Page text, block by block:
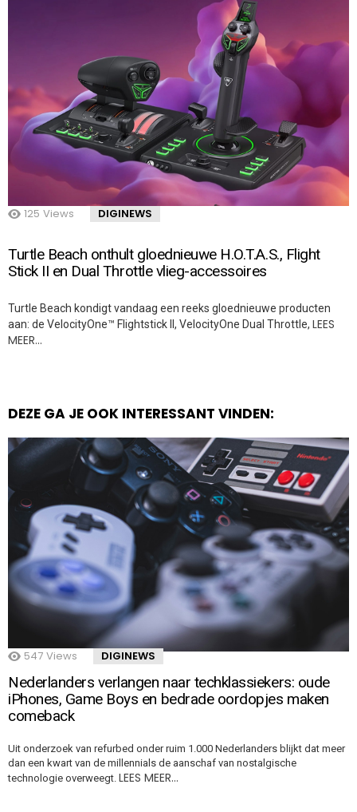
125 Views DIGINEWS
Turtle Beach onthult gloednieuwe H.O.T.A.S., Flight
Stick II en Dual Throttle vlieg-accessoires
Turtle Beach kondigt vandaag een reeks gloednieuwe producten
aan: de VelocityOne™ Flightstick II, VelocityOne Dual Throttle, LEES
MEER…
DEZE GA JE OOK INTERESSANT VINDEN:
547 Views DIGINEWS
Nederlanders verlangen naar techklassiekers: oude
iPhones, Game Boys en bedrade oordopjes maken
comeback
Uit onderzoek van refurbed onder ruim 1.000 Nederlanders blijkt dat meer
dan een kwart van de millennials de aanschaf van nostalgische
technologie overweegt. LEES MEER…